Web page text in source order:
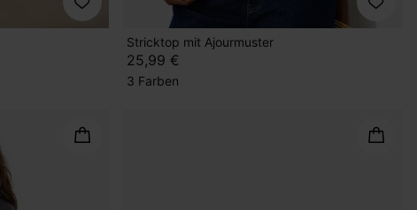
Stricktop mit Ajourmuster
25,99 €
3 Farben